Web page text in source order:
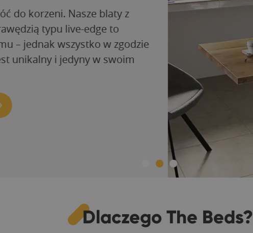
do korzeni. Nasze blaty z
typu live-edge to
– jednak wszystko w zgodzie
unikalny i jedyny w swoim
Dlaczego The Beds?